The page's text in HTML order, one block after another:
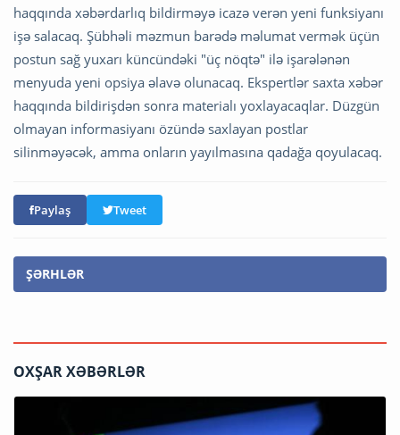
haqqında xəbərdarlıq bildirməyə icazə verən yeni funksiyanı
işə salacaq. Şübhəli məzmun barədə məlumat vermək üçün
postun sağ yuxarı küncündəki "üç nöqtə" ilə işarələnən
menyuda yeni opsiya əlavə olunacaq. Ekspertlər saxta xəbər
haqqında bildirişdən sonra materialı yoxlayacaqlar. Düzgün
olmayan informasiyanı özündə saxlayan postlar
silinməyəcək, amma onların yayılmasına qadağa qoyulacaq.
Paylaş Tweet
ŞƏRHLƏR
OXŞAR XƏBƏRLƏR